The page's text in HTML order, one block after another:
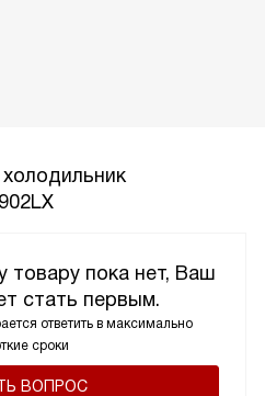
товару пока нет, Ваш
стать первым.
ответить в максимально
сроки
ВОПРОС